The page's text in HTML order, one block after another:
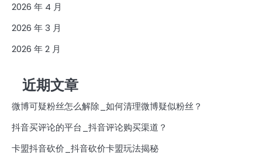
2026 年 4 月
2026 年 3 月
2026 年 2 月
近期文章
微博可疑粉丝怎么解除_如何清理微博疑似粉丝？
抖音买评论的平台_抖音评论购买渠道？
卡盟抖音砍价_抖音砍价卡盟玩法揭秘